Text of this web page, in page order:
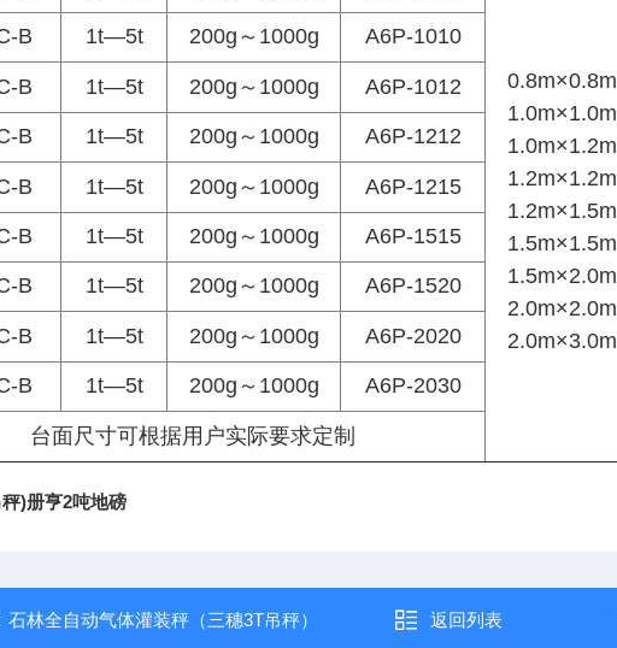
0.8m×0.8m
1.0m×1.0m
1.0m×1.2m
1.2m×1.2m
1.2m×1.5m
1.5m×1.5m
1.5m×2.0m
2.0m×2.0m
2.0m×3.0m
B 1t—5t 200g～1000g A6P-1010
B 1t—5t 200g～1000g A6P-1012
B 1t—5t 200g～1000g A6P-1212
B 1t—5t 200g～1000g A6P-1215
B 1t—5t 200g～1000g A6P-1515
B 1t—5t 200g～1000g A6P-1520
B 1t—5t 200g～1000g A6P-2020
B 1t—5t 200g～1000g A6P-2030
台面尺寸可根据用户实际要求定制
)册亨2吨地磅
石林全自动气体灌装秤（三穗3T吊秤） 返回列表